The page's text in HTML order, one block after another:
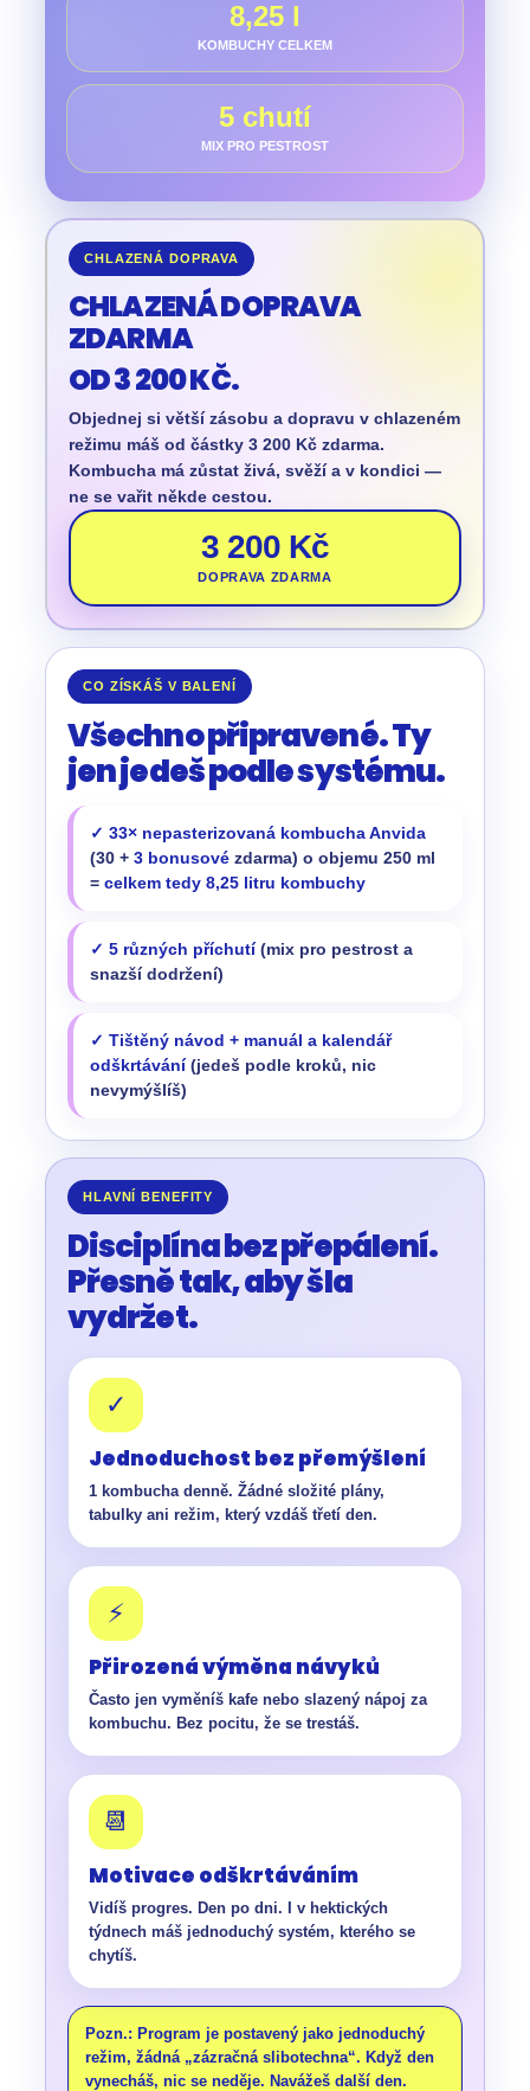
8,25 l
KOMBUCHY CELKEM
5 chutí
MIX PRO PESTROST
CHLAZENÁ DOPRAVA
CHLAZENÁ DOPRAVA
ZDARMA
OD 3 200 KČ.
Objednej si větší zásobu a dopravu v chlazeném
režimu máš od částky 3 200 Kč zdarma.
Kombucha má zůstat živá, svěží a v kondici —
ne se vařit někde cestou.
3 200 Kč
DOPRAVA ZDARMA
CO ZÍSKÁŠ V BALENÍ
Všechno připravené. Ty
jen jedeš podle systému.
33× nepasterizovaná kombucha Anvida
(30 + 3 bonusové zdarma) o objemu 250 ml
= celkem tedy 8,25 litru kombuchy
5 různých příchutí(mix pro pestrost a
snazší dodržení)
Tištěný návod + manuál a kalendář
odškrtávání(jedeš podle kroků, nic
nevymýšlíš)
HLAVNÍ BENEFITY
Disciplína bez přepálení.
Přesně tak, aby šla
vydržet.
✓
Jednoduchost bez přemýšlení
1 kombucha denně. Žádné složité plány,
tabulky ani režim, který vzdáš třetí den.
⚡
Přirozená výměna návyků
Často jen vyměníš kafe nebo slazený nápoj za
kombuchu. Bez pocitu, že se trestáš.
📆
Motivace odškrtáváním
Vidíš progres. Den po dni. I v hektických
týdnech máš jednoduchý systém, kterého se
chytíš.
Pozn.: Program je postavený jako jednoduchý
režim, žádná „zázračná slibotechna“. Když den
vynecháš, nic se neděje. Navážeš další den.